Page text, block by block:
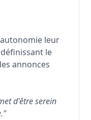
leur
le
annonces
d'être serein